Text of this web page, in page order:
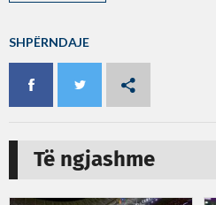
SHPËRNDAJE
Të ngjashme